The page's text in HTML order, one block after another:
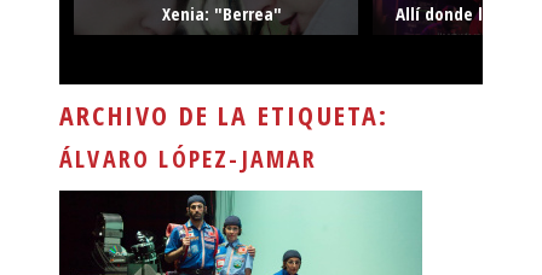
Xenia: "Berrea" Allí donde la
ARCHIVO DE LA ETIQUETA:
ÁLVARO LÓPEZ-JAMAR